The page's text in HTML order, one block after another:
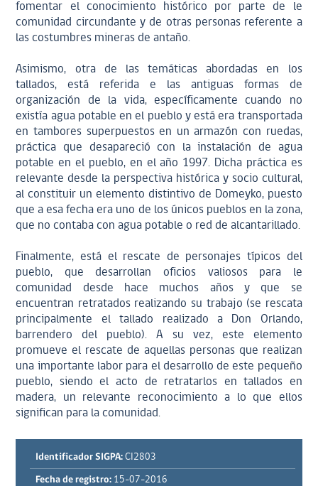
fomentar el conocimiento histórico por parte de le
comunidad circundante y de otras personas referente a
las costumbres mineras de antaño.
Asimismo, otra de las temáticas abordadas en los
tallados, está referida e las antiguas formas de
organización de la vida, específicamente cuando no
existía agua potable en el pueblo y está era transportada
en tambores superpuestos en un armazón con ruedas,
práctica que desapareció con la instalación de agua
potable en el pueblo, en el año 1997. Dicha práctica es
relevante desde la perspectiva histórica y socio cultural,
al constituir un elemento distintivo de Domeyko, puesto
que a esa fecha era uno de los únicos pueblos en la zona,
que no contaba con agua potable o red de alcantarillado.
Finalmente, está el rescate de personajes típicos del
pueblo, que desarrollan oficios valiosos para le
comunidad desde hace muchos años y que se
encuentran retratados realizando su trabajo (se rescata
principalmente el tallado realizado a Don Orlando,
barrendero del pueblo). A su vez, este elemento
promueve el rescate de aquellas personas que realizan
una importante labor para el desarrollo de este pequeño
pueblo, siendo el acto de retratarlos en tallados en
madera, un relevante reconocimiento a lo que ellos
significan para la comunidad.
Identificador SIGPA: CI2803
Fecha de registro: 15-07-2016